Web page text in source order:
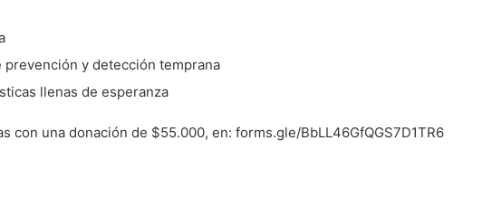
y detección temprana
llenas de esperanza
con una donación de $55.000, en: forms.gle/BbLL46GfQGS7D1TR6